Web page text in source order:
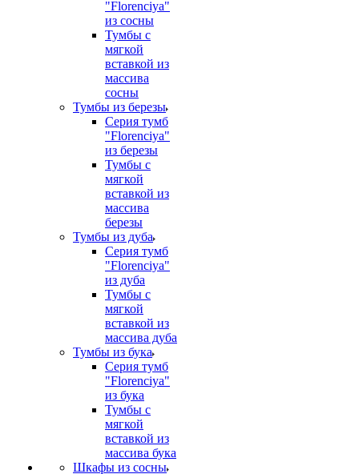
"Florenciya"
из сосны
Тумбы с
мягкой
вставкой из
массива
сосны
Тумбы из березы
Серия тумб
"Florenciya"
из березы
Тумбы с
мягкой
вставкой из
массива
березы
Тумбы из дуба
Серия тумб
"Florenciya"
из дуба
Тумбы с
мягкой
вставкой из
массива дуба
Тумбы из бука
Серия тумб
"Florenciya"
из бука
Тумбы с
мягкой
вставкой из
массива бука
Шкафы из сосны